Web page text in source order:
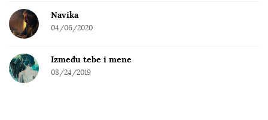
Navika
04/06/2020
Između tebe i mene
08/24/2019